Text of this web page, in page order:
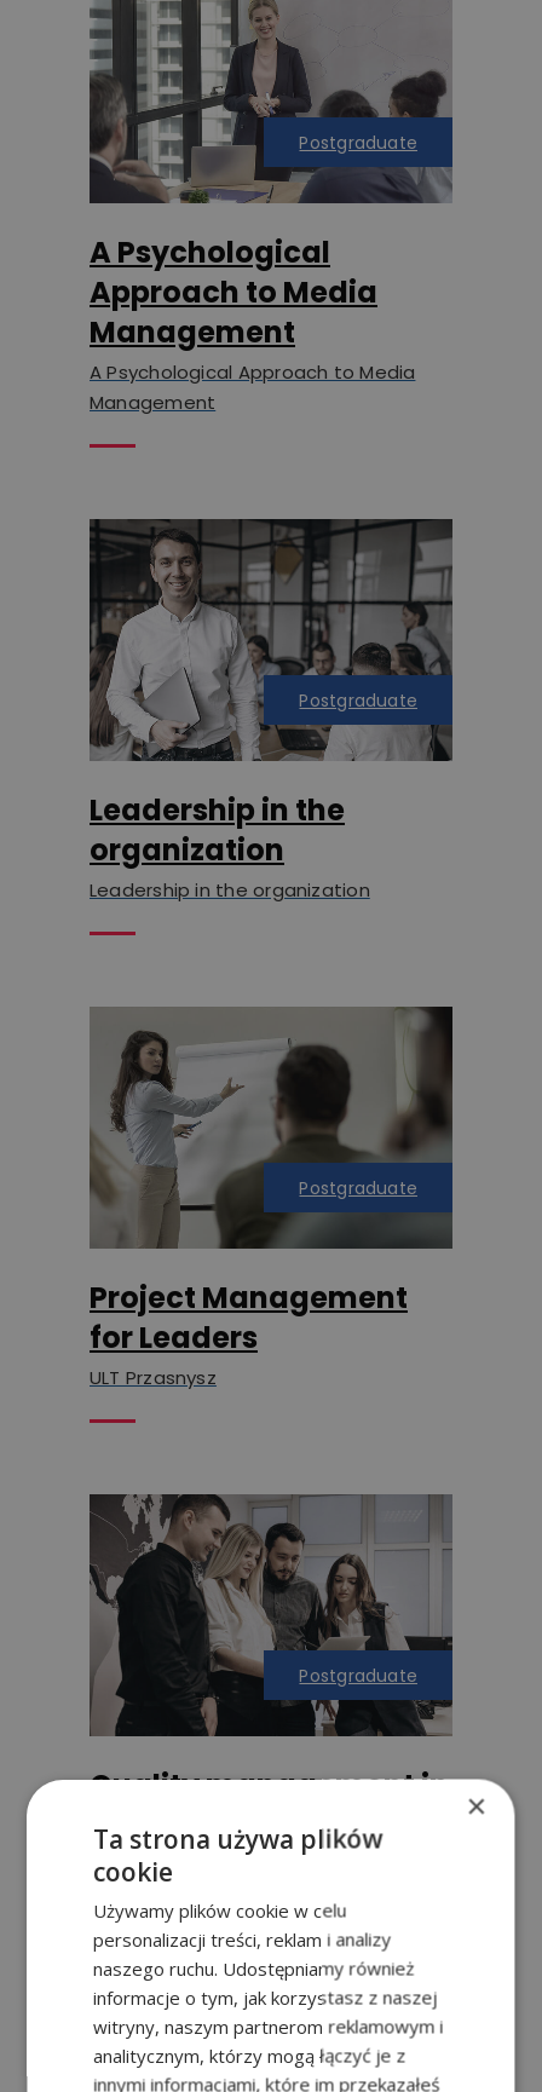
Postgraduate
A Psychological
Approach to Media
Management
A Psychological Approach to Media
Management
Postgraduate
Leadership in the
organization
Leadership in the organization
Postgraduate
Project Management
for Leaders
ULT Przasnysz
Postgraduate
Quality management in
the company
ULT Przasnysz
×
Ta strona używa plików
cookie
Używamy plików cookie w celu
personalizacji treści, reklam i analizy
naszego ruchu. Udostępniamy również
informacje o tym, jak korzystasz z naszej
witryny, naszym partnerom reklamowym i
analitycznym, którzy mogą łączyć je z
innymi informacjami, które im przekazałeś